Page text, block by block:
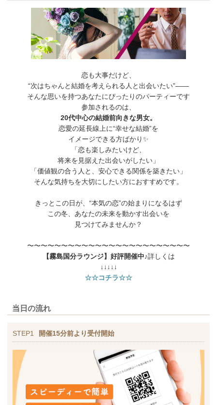
恋も大事だけど、
“次はちゃんと結婚を考えられる人と出会いたい”——
そんな思いを持つあなたにぴったりのパーティーです
参加されるのは、
20代中心の結婚前向きな男女。
恋愛の延長線上に“幸せな結婚”を
イメージできる方ばかり✨
「恋も楽しみたいけど、
将来を見据えた出会いがしたい」
「価値観の合う人と、安心できる関係を築きたい」
そんな気持ちを大切にしたい方におすすめです。
きっとこの日が、“本気の恋”の始まりになるはず
この冬、あなたの未来を動かす出会いを
見つけてみませんか？
〜〜〜〜〜〜〜〜〜〜〜〜〜〜〜〜〜〜〜〜〜〜〜〜
【霧島国分ラウンジ】好評開催中♪詳しくは
↓↓↓↓↓
☆☆コチラ☆☆
当日の流れ
STEP1 開催15分前より受付開始